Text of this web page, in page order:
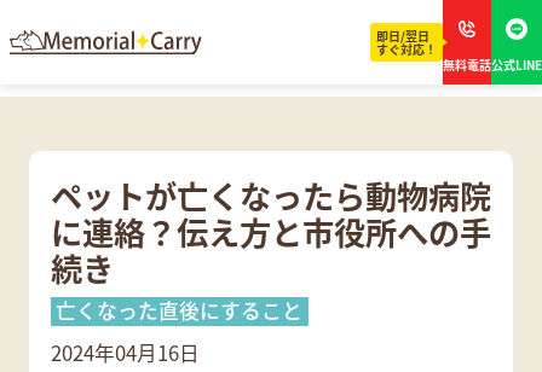
即日/翌日
すぐ対応！
無料電話公式LINE
ペットが亡くなったら動物病院
に連絡？伝え方と市役所への手
続き
亡くなった直後にすること
2024年04月16日